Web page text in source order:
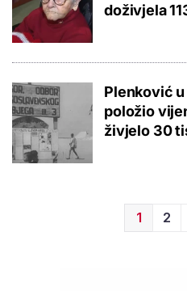
doživjela
Plenković
položio
živjelo 30
1 2